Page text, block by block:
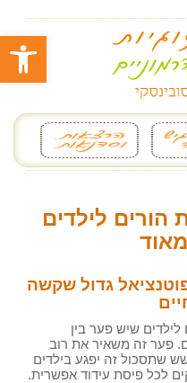
פתח
הורים לילדים
גדול שקשה
שיש פער בין
פער זה משאיר את רוב
שתסכול זה יפגע בילדים
לכל פיסת עידוד אפשרית.